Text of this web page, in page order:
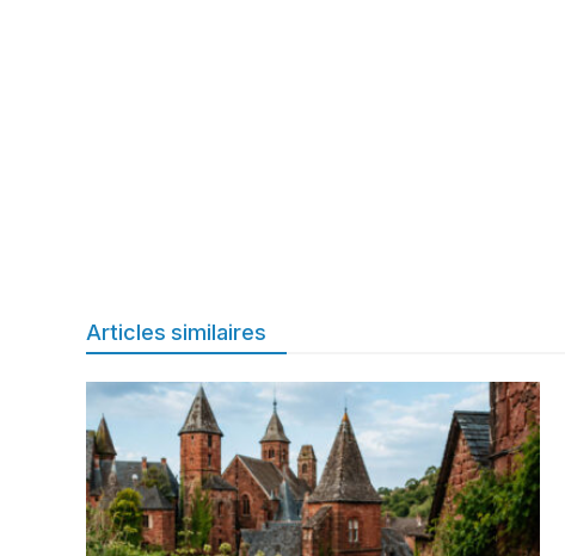
Articles similaires